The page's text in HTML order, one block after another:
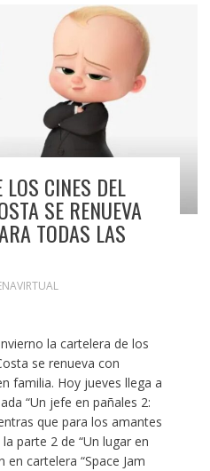
LOS CINES DEL
SE RENUEVA
TODAS LAS
la cartelera de los
se renueva con
familia. Hoy jueves llega a
“Un jefe en pañales 2:
que para los amantes
parte 2 de “Un lugar en
en cartelera “Space Jam